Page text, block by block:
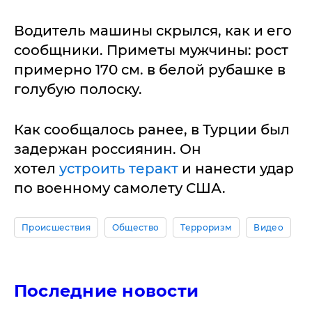
Водитель машины скрылся, как и его
сообщники. Приметы мужчины: рост
примерно 170 см. в белой рубашке в
голубую полоску.
Как сообщалось ранее, в Турции был
задержан россиянин. Он
хотел устроить теракт и нанести удар
по военному самолету США.
Происшествия Общество Терроризм Видео
Последние новости